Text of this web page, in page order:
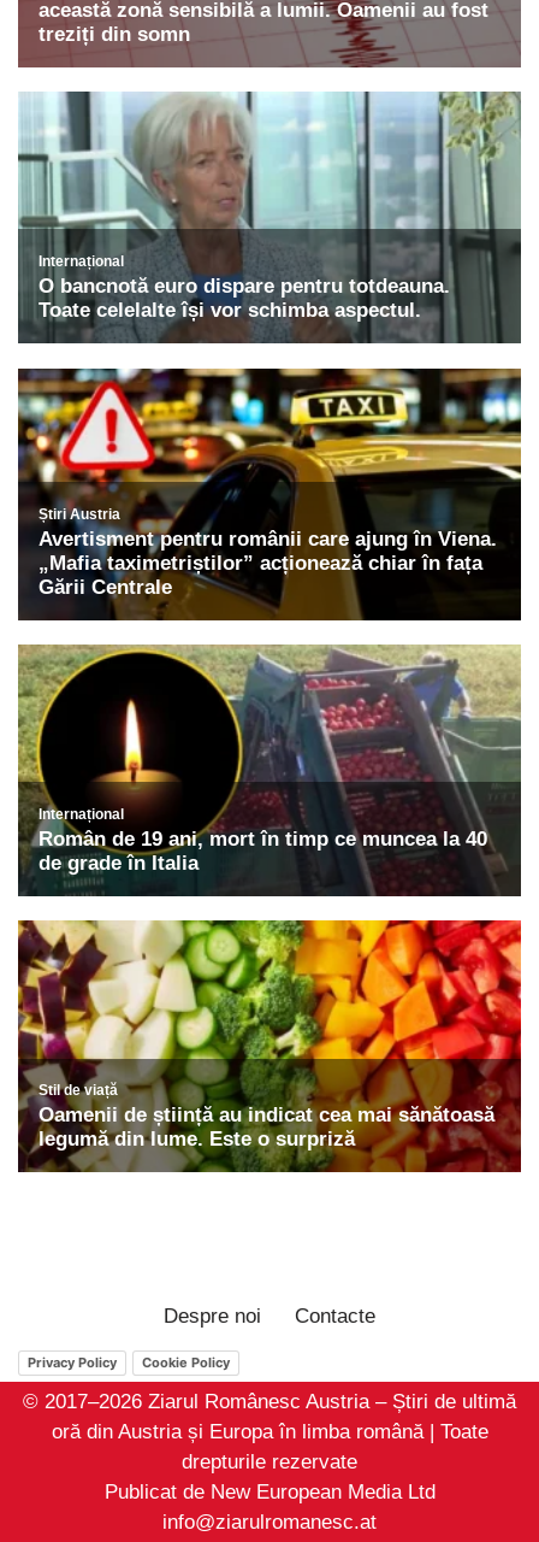
Despre noi Contacte
Privacy Policy Cookie Policy
© 2017–2026 Ziarul Românesc Austria – Știri de ultimă
oră din Austria și Europa în limba română | Toate
drepturile rezervate
Publicat de New European Media Ltd
info@ziarulromanesc.at